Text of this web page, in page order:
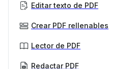
Editar texto de PDF
Crear PDF rellenables
Lector de PDF
Redactar PDF